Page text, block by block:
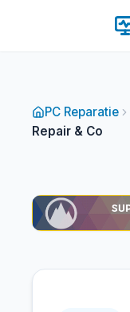
PC Reparatie
Repair & Co